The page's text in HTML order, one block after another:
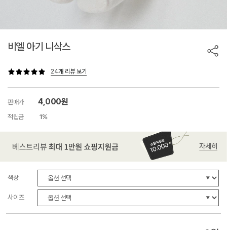
비엘 아기 니삭스
24개 리뷰 보기
판매가 4,000원
적립금 1%
색상
사이즈